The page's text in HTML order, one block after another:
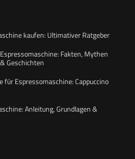
kaufen: Ultimativer Ratgeber
Espressomaschine: Fakten, Mythen
& Geschichten
für Espressomaschine: Cappuccino
Anleitung, Grundlagen &